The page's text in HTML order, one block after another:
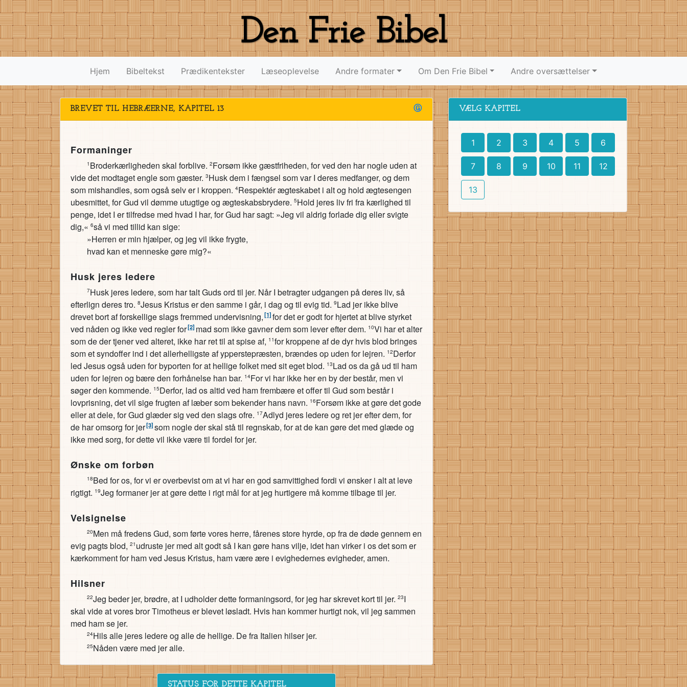
Den Frie Bibel
Hjem Bibeltekst Prædikentekster Læseoplevelse Andre formater Om Den Frie Bibel Andre oversættelser
BREVET TIL HEBRÆERNE, KAPITEL 13 Ⓖ
Formaninger
1 Broderkærligheden skal forblive. 2Forsøm ikke gæstfriheden, for ved den har nogle uden at
vide det modtaget engle som gæster. 3Husk dem i fængsel som var I deres medfanger, og dem
som mishandles, som også selv er i kroppen. 4Respektér ægteskabet i alt og hold ægtesengen
ubesmittet, for Gud vil dømme utugtige og ægteskabsbrydere. 5Hold jeres liv fri fra kærlighed til
penge, idet I er tilfredse med hvad I har, for Gud har sagt: »Jeg vil aldrig forlade dig eller svigte
dig,« 6så vi med tillid kan sige:
»Herren er min hjælper, og jeg vil ikke frygte,
hvad kan et menneske gøre mig?«
Husk jeres ledere
7Husk jeres ledere, som har talt Guds ord til jer. Når I betragter udgangen på deres liv, så
efterlign deres tro. 8Jesus Kristus er den samme i går, i dag og til evig tid. 9Lad jer ikke blive
drevet bort af forskellige slags fremmed undervisning,[1]for det er godt for hjertet at blive styrket
ved nåden og ikke ved regler for[2]mad som ikke gavner dem som lever efter dem. 10Vi har et alter
som de der tjener ved alteret, ikke har ret til at spise af, 11for kroppene af de dyr hvis blod bringes
som et syndoffer ind i det allerhelligste af ypperstepræsten, brændes op uden for lejren. 12Derfor
led Jesus også uden for byporten for at hellige folket med sit eget blod. 13Lad os da gå ud til ham
uden for lejren og bære den forhånelse han bar. 14For vi har ikke her en by der består, men vi
søger den kommende. 15Derfor, lad os altid ved ham frembære et offer til Gud som består i
lovprisning, det vil sige frugten af læber som bekender hans navn. 16Forsøm ikke at gøre det gode
eller at dele, for Gud glæder sig ved den slags ofre. 17Adlyd jeres ledere og ret jer efter dem, for
de har omsorg for jer[3]som nogle der skal stå til regnskab, for at de kan gøre det med glæde og
ikke med sorg, for dette vil ikke være til fordel for jer.
Ønske om forbøn
18Bed for os, for vi er overbevist om at vi har en god samvittighed fordi vi ønsker i alt at leve
rigtigt. 19Jeg formaner jer at gøre dette i rigt mål for at jeg hurtigere må komme tilbage til jer.
Velsignelse
20Men må fredens Gud, som førte vores herre, fårenes store hyrde, op fra de døde gennem en
evig pagts blod, 21 udruste jer med alt godt så I kan gøre hans vilje, idet han virker i os det som er
kærkomment for ham ved Jesus Kristus, ham være ære i evighedernes evigheder, amen.
Hilsner
22Jeg beder jer, brødre, at I udholder dette formaningsord, for jeg har skrevet kort til jer. 23I
skal vide at vores bror Timotheus er blevet løsladt. Hvis han kommer hurtigt nok, vil jeg sammen
med ham se jer.
24Hils alle jeres ledere og alle de hellige. De fra Italien hilser jer.
25Nåden være med jer alle.
VÆLG KAPITEL
1 2 3 4 5 6
7 8 9 10 11 12
13
STATUS FOR DETTE KAPITEL